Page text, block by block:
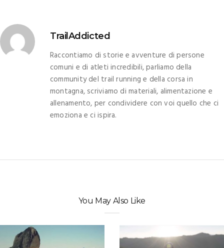
TrailAddicted
Raccontiamo di storie e avventure di persone
comuni e di atleti incredibili, parliamo della
community del trail running e della corsa in
montagna, scriviamo di materiali, alimentazione e
allenamento, per condividere con voi quello che ci
emoziona e ci ispira.
You May Also Like